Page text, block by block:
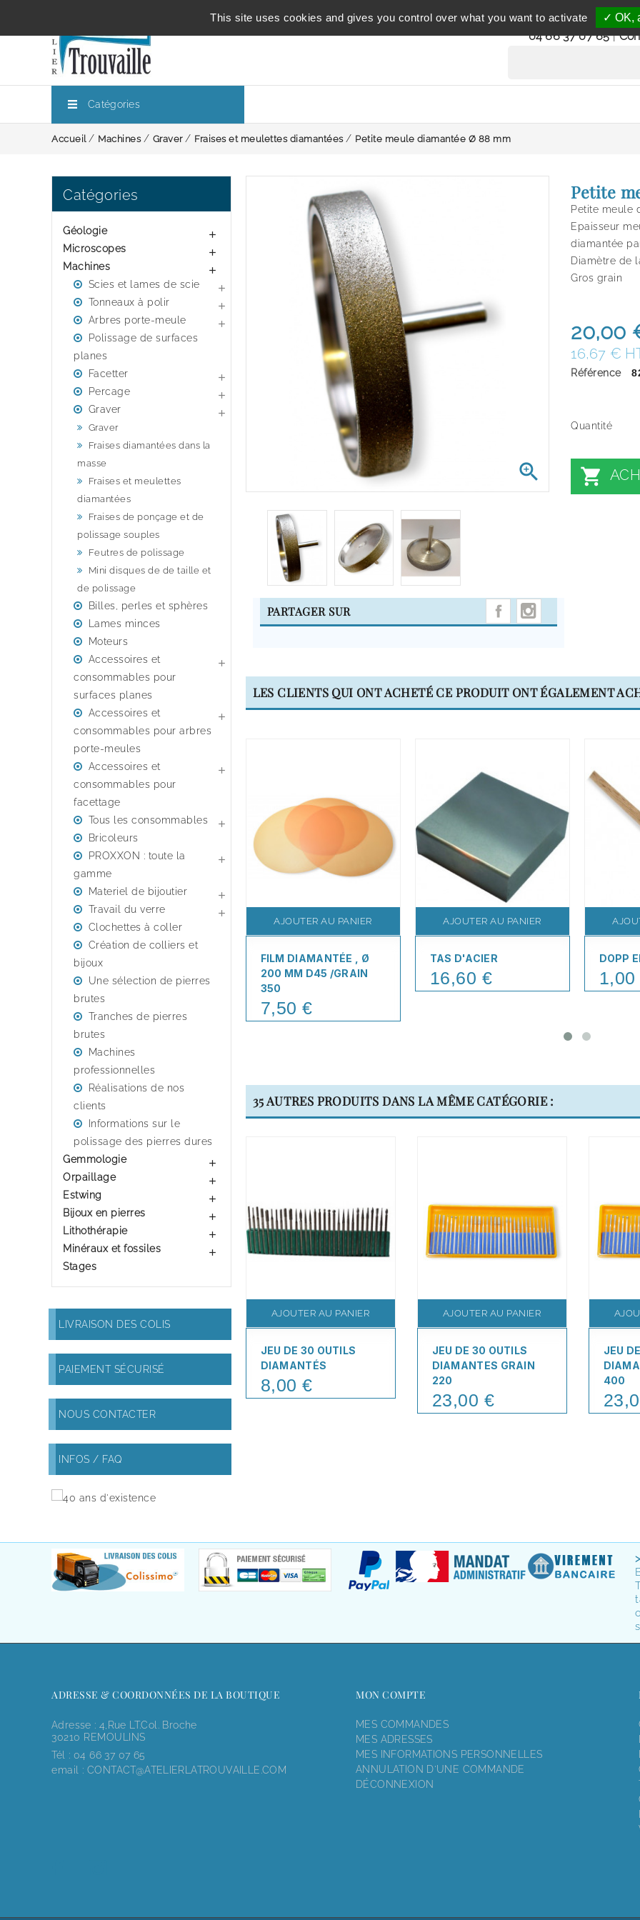
Service clientèle
du lundi au vendredi
04 66 37 07 65|
Catégories
Accueil Machines Graver Fraises et meulettes diamantées Petite meule diamantée Ø 88 mm
Catégories
Géologie 
Microscopes 
Machines 
Scies et lames de scie 
Tonneaux à polir 
Arbres porte-meule 
Polissage de surfaces
planes
Facetter

Percage 
Graver

Graver
Fraises diamantées dans la
masse
Fraises et meulettes
diamantées
Fraises de ponçage et de
polissage souples
Feutres de polissage
Mini disques de de taille et
de polissage
Billes, perles et sphères
Lames minces
Moteurs
Accessoires et
consommables pour
surfaces planes

Accessoires et
consommables pour arbres
porte-meules

Accessoires et
consommables pour
facettage

Tous les consommables 
Bricoleurs
PROXXON : toute la
gamme

Materiel de bijoutier 
Travail du verre 
Clochettes à coller
Création de colliers et
bijoux
Une sélection de pierres
brutes
Tranches de pierres
brutes
Machines
professionnelles
Réalisations de nos
clients
Informations sur le
polissage des pierres dures
Gemmologie

Orpaillage 
Estwing 
Bijoux en pierres 
Lithothérapie 
Minéraux et fossiles 
Stages
LIVRAISON DES COLIS
PAIEMENT SÉCURISÉ
NOUS CONTACTER
INFOS / FAQ

Petite
Petite meule
Epaisseur
diamantée
Diamètre de
Gros grain
20,00
16,67 €
Référence
Quantité

PARTAGER SUR
LES CLIENTS QUI ONT ACHETÉ CE PRODUIT ONT ÉGALEMENT
AJOUTER AU PANIER
FILM DIAMANTÉE , Ø
200 MM D45 /GRAIN
350
Price
7,50 €
AJOUTER AU PANIER
TAS D'ACIER
Price
16,60 €
DOPP
Price
1,00
35 AUTRES PRODUITS DANS LA MÊME CATÉGORIE :
AJOUTER AU PANIER
JEU DE 30 OUTILS
DIAMANTÉS
Price
8,00 €
AJOUTER AU PANIER
JEU DE 30 OUTILS
DIAMANTES GRAIN
220
Price
23,00 €
JEU
400
Price
ADRESSE & COORDONNÉES DE LA BOUTIQUE
Adresse : 4,rue LT.Col. Broche
30210 REMOULINS
Tél : 04 66 37 07 65
email : CONTACT@ATELIERLATROUVAILLE.COM
MON COMPTE
MES COMMANDES
MES ADRESSES
MES INFORMATIONS PERSONNELLES
ANNULATION D'UNE COMMANDE
DÉCONNEXION
This site uses cookies and gives you control over what you want to activate ✓ OK,